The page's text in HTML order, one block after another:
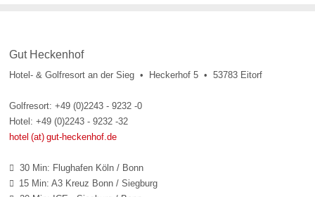
Gut Heckenhof
Hotel- & Golfresort an der Sieg • Heckerhof 5 • 53783 Eitorf
Golfresort: +49 (0)2243 - 9232 -0
Hotel: +49 (0)2243 - 9232 -32
hotel (at) gut-heckenhof.de
 30 Min: Flughafen Köln / Bonn
 15 Min: A3 Kreuz Bonn / Siegburg